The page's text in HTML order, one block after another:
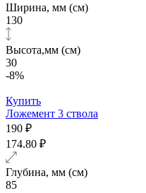
Ширина, мм (см)
130
Высота,мм (см)
30
-8%
Купить
Ложемент 3 ствола
190 ₽
174.80 ₽
Глубина, мм (см)
85